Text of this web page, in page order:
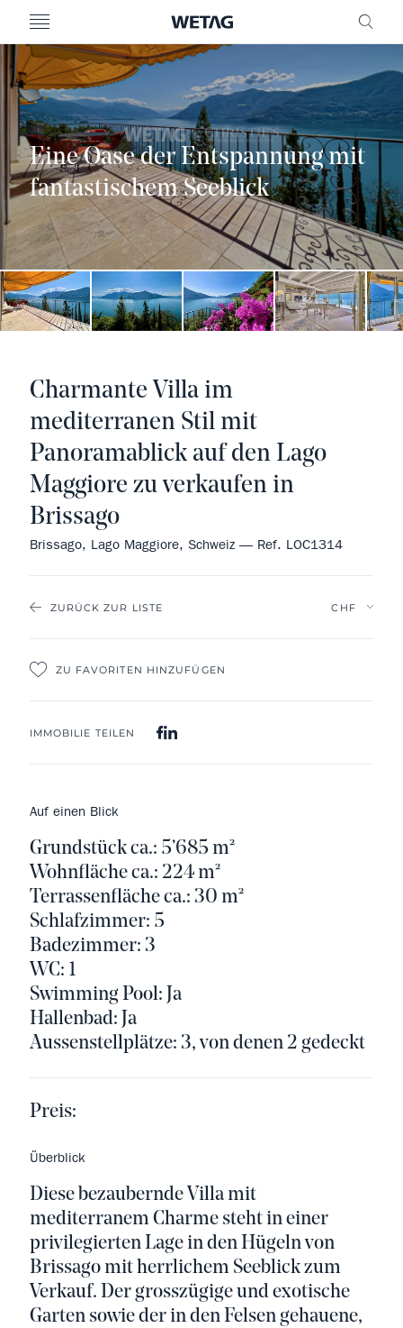
MENU
Eine Oase der Entspannung mit
fantastischem Seeblick
ZURÜCK ZUR LISTE
ZU FAVORITEN HINZUFÜGEN
IMMOBILIE TEILEN
Charmante Villa im
mediterranen Stil mit
Panoramablick auf den Lago
Maggiore zu verkaufen in
Brissago
Brissago, Lago Maggiore, Schweiz — Ref. LOC1314
Auf einen Blick
Grundstück ca.: 5’685 m²
Wohnfläche ca.: 224 m²
Terrassenfläche ca.: 30 m²
Schlafzimmer: 5
Badezimmer: 3
WC: 1
Swimming Pool: Ja
Hallenbad: Ja
Aussenstellplätze: 3, von denen 2 gedeckt
Preis:
Überblick
Diese bezaubernde Villa mit
mediterranem Charme steht in einer
privilegierten Lage in den Hügeln von
Brissago mit herrlichem Seeblick zum
Verkauf. Der grosszügige und exotische
Garten sowie der in den Felsen gehauene,